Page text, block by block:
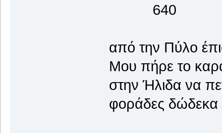
640
από την Πύλο
Μου πήρε το
στην Ήλιδα να
φοράδες δώδεκα